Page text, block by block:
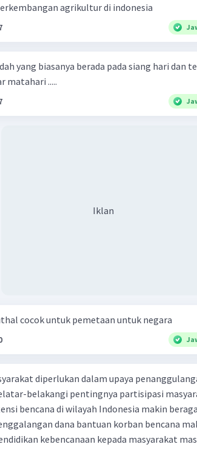
agrikultur di indonesia
yang biasanya berada pada siang hari dan
matahari .....
Iklan
cocok untuk pemetaan untuk negara
diperlukan dalam upaya
belakangi pentingnya partisipasi
bencana di wilayah Indonesia makin
dana bantuan korban bencana
kebencanaan kepada masyarakat